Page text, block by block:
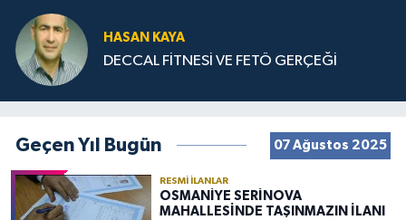
HASAN KAYA
DECCAL FİTNESİ VE FETÖ GERÇEĞİ
Geçen Yıl Bugün 07 Ağustos 2025
RESMI İLANLAR
OSMANİYE SERİNOVA
MAHALLESİNDE TAŞINMAZIN İLANI